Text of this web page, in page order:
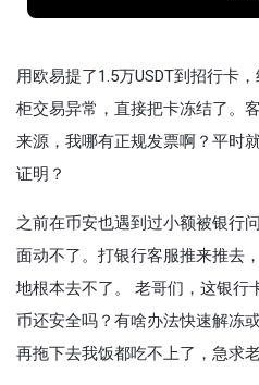
用欧易提了1.5万USDT到招行卡
柜交易异常，直接把卡冻结了。
来源，我哪有正规发票啊？平时
证明？
之前在币安也遇到过小额被银行
面动不了。打银行客服推来推去
地根本去不了。 老哥们，这银行
币还安全吗？有啥办法快速解冻
再拖下去我饭都吃不上了，急求